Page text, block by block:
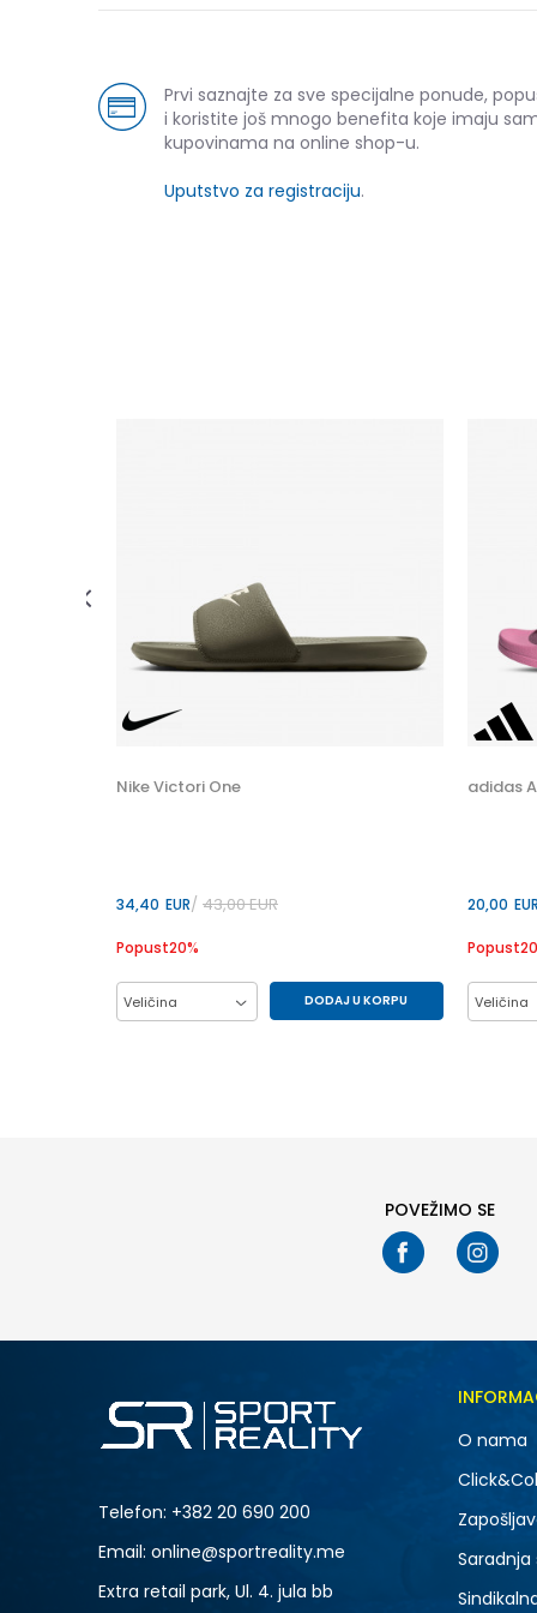
Prvi saznajte za sve specijalne ponude,
i koristite još mnogo benefita koje imaju
kupovinama na online shop-u.
Uputstvo za registraciju.
Nike Victori One
34,40 EUR 43,00EUR
Popust20%
Veličina DODAJ U KORPU
adidas
20,00
Popust20
Veličina
POVEŽIMO SE
Telefon: +382 20 690 200
Email: online@sportreality.me
Extra retail park, Ul. 4. jula bb
O nama